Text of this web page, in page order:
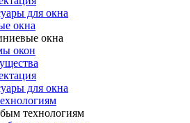
для окна
окна
окна
окон
для окна
технологиям